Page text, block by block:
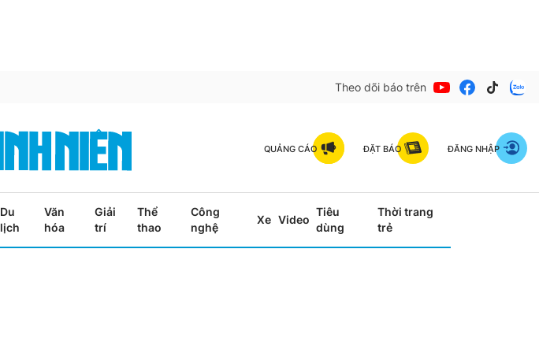
Theo dõi báo trên
QUẢNG CÁO ĐẶT BÁO ĐĂNG NHẬP
Du
lịch
Văn
hóa
Giải
trí
Thể
thao
Công
nghệ
Xe Video
Tiêu
dùng
Thời trang
trẻ